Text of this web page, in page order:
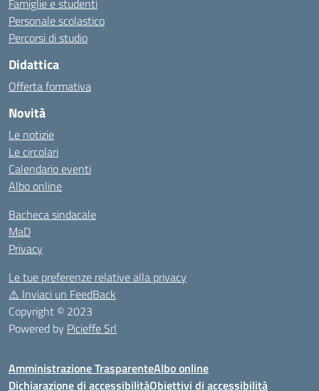
Famiglie e studenti
Personale scolastico
Percorsi di studio
Didattica
Offerta formativa
Novità
Le notizie
Le circolari
Calendario eventi
Albo online
Bacheca sindacale
MaD
Privacy
Le tue preferenze relative alla privacy
⚠️ Inviaci un FeedBack
Copyright © 2023
Powered by Picieffe Srl
Amministrazione TrasparenteAlbo online
Dichiarazione di accessibilitàObiettivi di accessibilità